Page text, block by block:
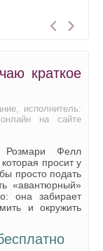
краткое
исполнитель:
на сайте
Розмари Фелл
просит у
просто подать
«авантюрный»
она забирает
и окружить